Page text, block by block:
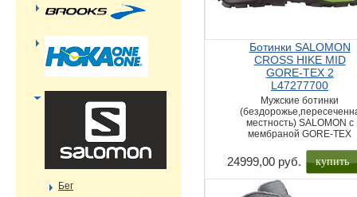
Ботинки SALOMON
CROSS HIKE MID
GORE-TEX 2
L47277700
Мужские ботинки
местность) SALOMON с
мембраной GORE-TEX
24999,00 руб. купить
Бег